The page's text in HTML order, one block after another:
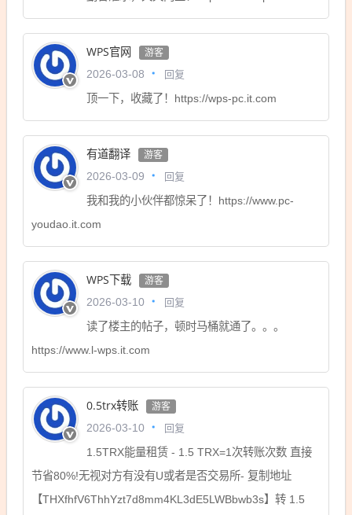
WPS官网 游客
2026-03-08 回复
顶一下，收藏了！https://wps-pc.it.com
有道翻译 游客
2026-03-09 回复
我和我的小伙伴都惊呆了！https://www.pc-
youdao.it.com
WPS下载 游客
2026-03-10 回复
读了楼主的帖子，顿时马桶就通了。。。
https://www.l-wps.it.com
0.5trx转账 游客
2026-03-10 回复
1.5TRX能量租赁 - 1.5 TRX=1次转账次数 直接
节省80%!无视对方有没有U或者是否交易所- 复制地址
【THXfhfV6ThhYzt7d8mm4KL3dE5LWBbwb3s】转 1.5